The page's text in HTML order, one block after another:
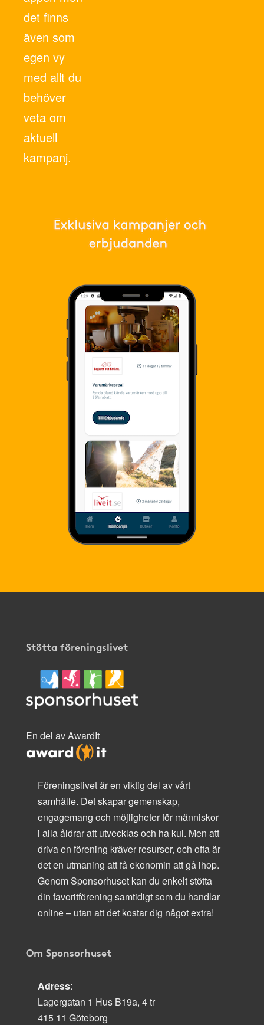
det finns
även som
egen vy
med allt du
behöver
veta om
aktuell
kampanj.
Stötta föreningslivet
En del av AwardIt
Föreningslivet är en viktig del av vårt
samhälle. Det skapar gemenskap,
engagemang och möjligheter för människor
i alla åldrar att utvecklas och ha kul. Men att
driva en förening kräver resurser, och ofta är
det en utmaning att få ekonomin att gå ihop.
Genom Sponsorhuset kan du enkelt stötta
din favoritförening samtidigt som du handlar
online – utan att det kostar dig något extra!
Om Sponsorhuset
Adress:
Lagergatan 1 Hus B19a, 4 tr
415 11 Göteborg